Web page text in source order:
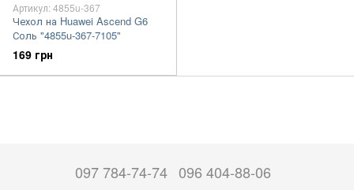
Артикул: 4855u-367
Чехол на Huawei Ascend G6
Соль "4855u-367-7105"
169 грн
097 784-74-74 096 404-88-06